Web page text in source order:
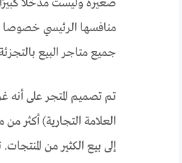
صغيرة وليست مدخلاً
منافسها الرئيسي
جميع متاجر البيع
تم تصميم المتجر على
العلامة التجارية) أكثر
إلى بيع الكثير من